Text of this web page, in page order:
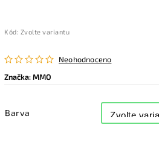
Kód: Zvolte variantu
Neohodnoceno
Značka:MMO
Barva